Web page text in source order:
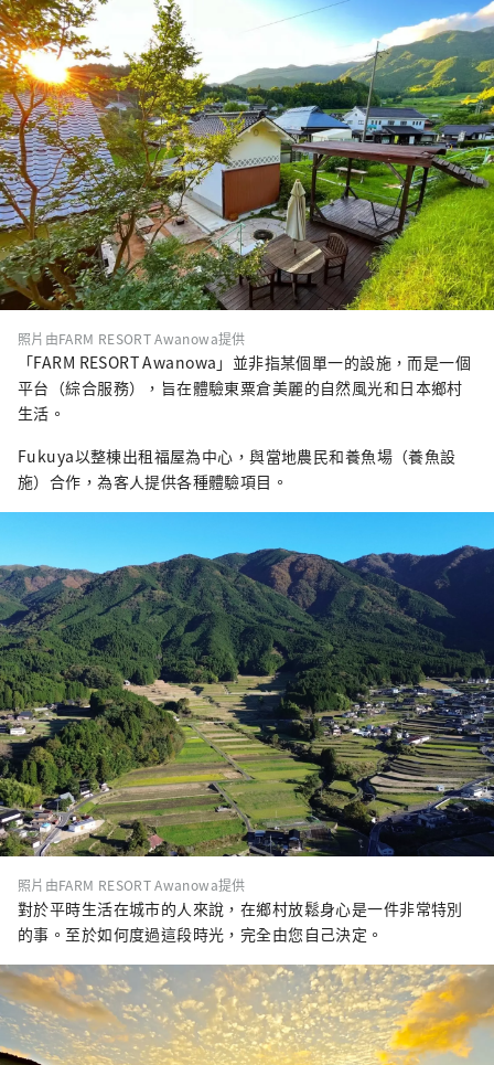
照片由FARM RESORT Awanowa提供
「FARM RESORT Awanowa」並非指某個單一的設施，而是一個
平台（綜合服務），旨在體驗東粟倉美麗的自然風光和日本鄉村
生活。
Fukuya以整棟出租福屋為中心，與當地農民和養魚場（養魚設
施）合作，為客人提供各種體驗項目。
照片由FARM RESORT Awanowa提供
對於平時生活在城市的人來說，在鄉村放鬆身心是一件非常特別
的事。至於如何度過這段時光，完全由您自己決定。